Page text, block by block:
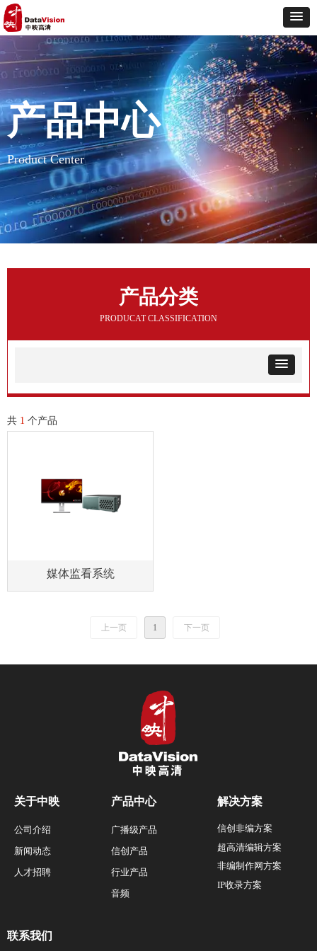
产品分类
PRODUCAT CLASSIFICATION
共 1 个产品
媒体监看系统
上一页 1 下一页
产品中心
Product Center
关于中映
公司介绍
新闻动态
人才招聘
产品中心
广播级产品
信创产品
行业产品
音频
解决方案
信创非编方案
超高清编辑方案
非编制作网方案
IP收录方案
联系我们